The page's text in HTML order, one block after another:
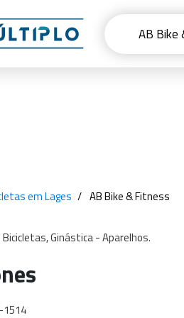
em Lages AB Bike & Fitness
Bicicletas,Ginástica-Aparelhos.
1514